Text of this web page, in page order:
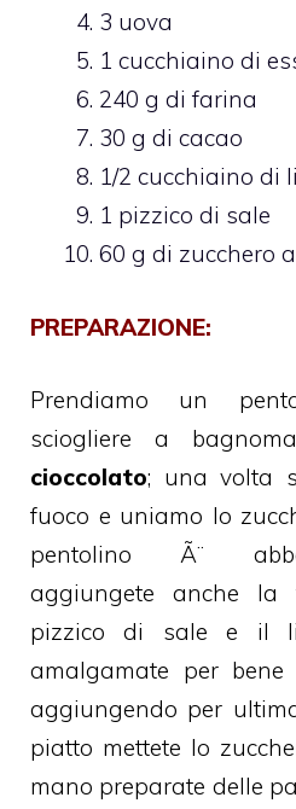
3 uova
1 cucchiaino di
240 g di farina
30 g di cacao
1/2 cucchiaino di
1 pizzico di sale
60 g di zucchero
PREPARAZIONE:
Prendiamo un
sciogliere a
cioccolato; una volta
fuoco e uniamo lo
pentolino Ã¨
aggiungete anche
pizzico di sale e il
amalgamate per
aggiungendo per
piatto mettete lo
mano preparate delle